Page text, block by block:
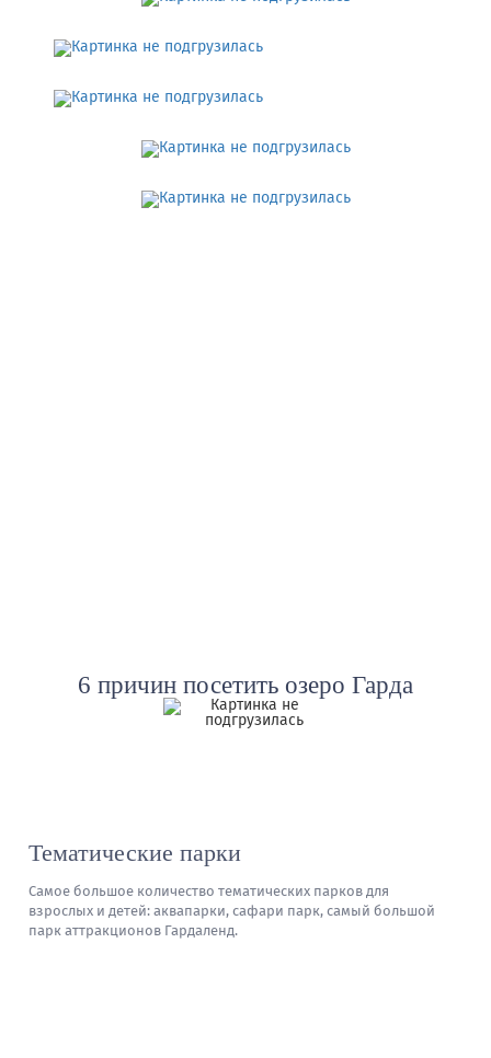
6 причин посетить озеро Гарда
Тематические парки
Самое большое количество тематических парков для
взрослых и детей: аквапарки, сафари парк, самый большой
парк аттракционов Гардаленд.